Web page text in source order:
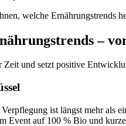
welche Ernährungstrends
–
Zeit und setzt positive
ist längst mehr als
Event auf 100 % Bio und